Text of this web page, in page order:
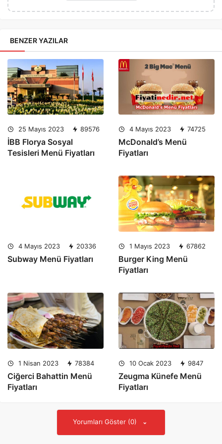
BENZER YAZILAR
25 Mayıs 2023 89576
İBB Florya Sosyal
Tesisleri Menü Fiyatları
4 Mayıs 2023 74725
McDonald’s Menü
Fiyatları
4 Mayıs 2023 20336
Subway Menü Fiyatları
1 Mayıs 2023 67862
Burger King Menü
Fiyatları
1 Nisan 2023 78384
Ciğerci Bahattin Menü
Fiyatları
10 Ocak 2023 9847
Zeugma Künefe Menü
Fiyatları
Yorumları Göster (0)